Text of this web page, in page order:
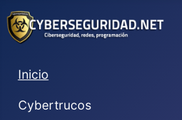
Inicio
Cybertrucos